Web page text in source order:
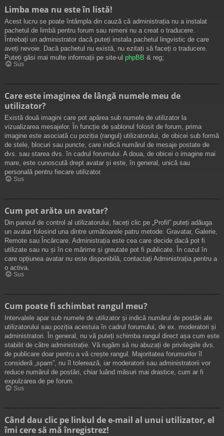
Limba mea nu este în listă!
Acest lucru se poate întâmpla din cauză că administrația nu a instalat
pachetul de limbă pentru forum sau nimeni nu a creat o traducere.
Întrebați un administrator dacă puteți instala pachetul lingvistic de care
aveți nevoie. Dacă pachetul nu există, nu ezitați să faceți o traducere.
Puteți găsi mai multe informații pe site-ul phpBB & reg;
Sus
Care este imaginea de lângă numele meu de
utilizator?
Există două imagini care pot apărea sub numele de utilizator la
vizualizarea mesajelor. În funcție de șablonul folosit de forum, prima
imagine este asociată cu poziția (rangul) utilizatorului, de obicei sub formă
de stele, blocuri sau puncte, care indică numărul de mesaje postate de
dvs. sau starea dvs. în cadrul forumului. A doua, de obicei o imagine mai
mare, este cunoscută drept avatar și este, în general, unică sau
personală pentru fiecare utilizator.
Sus
Cum pot arăta un avatar?
Din panoul de control al utilizatorului, faceți clic pe „Profil” puteți adăuga
un avatar folosind una dintre următoarele patru metode: Gravatar, Galerie,
Remote sau Încărcare. Administrația este cea care decide dacă pot fi
utilizate sau nu și în ce mărime și greutate pot fi publicate. În cazul în
care opțiunea avatar nu este disponibilă, contactați Administrația pentru a
o activa.
Sus
Cum poate fi schimbat rangul meu?
Intervalele apar sub numele de utilizator și indică numărul de postări ale
utilizatorului sau poziția acestuia în cadrul forumului, de ex. moderatori și
administratori. În general, nu vă puteți schimba rangul direct așa cum este
stabilit de către administrație. Vă rugăm să nu abuzați de privilegiile dvs.
de publicare doar pentru a vă crește rangul. Majoritatea forumurilor îl
consideră „spam”, nu îl tolerează, iar moderatorii sau administratorii vor
reduce numărul de postări, chiar luând măsuri mai drastice, cum ar fi
expulzarea de pe forum.
Sus
Când dau clic pe linkul de e-mail al unui utilizator, el
îmi cere să mă înregistrez!